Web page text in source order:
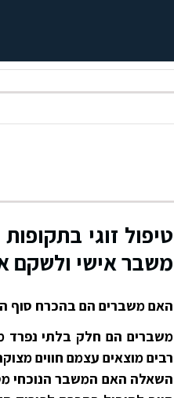
טיפול זוגי
משבר אישי ולשקם
האם משברים הם בהכרח סוף
משברים הם חלק בלתי נפרד
רבים מוצאים עצמם חווים
השאלה האם המשבר הנוכחי